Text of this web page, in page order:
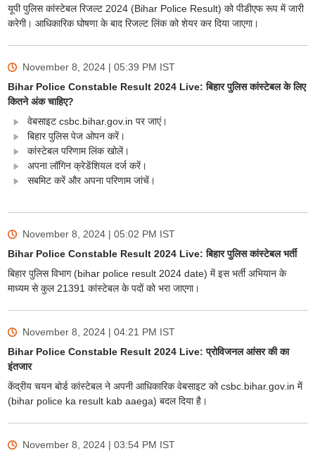
यूपी पुलिस कांस्टेबल रिजल्ट 2024 (Bihar Police Result) को पीडीएफ रूप में जारी
करेगी। आधिकारिक घोषणा के बाद रिजल्ट लिंक को शेयर कर दिया जाएगा।
November 8, 2024 | 05:39 PM IST
Bihar Police Constable Result 2024 Live: बिहार पुलिस कांस्टेबल के लिए
कितने अंक चाहिए?
वेबसाइट csbc.bihar.gov.in पर जाएं।
बिहार पुलिस पेज ओपन करें।
कांस्टेबल परिणाम लिंक खोलें।
अपना लॉगिन क्रेडेंशियल दर्ज करें।
सबमिट करें और अपना परिणाम जांचें।
November 8, 2024 | 05:02 PM IST
Bihar Police Constable Result 2024 Live: बिहार पुलिस कांस्टेबल भर्ती
बिहार पुलिस विभाग (bihar police result 2024 date) में इस भर्ती अभियान के
माध्यम से कुल 21391 कांस्टेबल के पदों को भरा जाएगा।
November 8, 2024 | 04:21 PM IST
Bihar Police Constable Result 2024 Live: प्रोविजनल आंसर की का
इंतजार
केंद्रीय चयन बोर्ड कांस्टेबल ने अपनी आधिकारिक वेबसाइट को csbc.bihar.gov.in में
(bihar police ka result kab aaega) बदल दिया है।
November 8, 2024 | 03:54 PM IST